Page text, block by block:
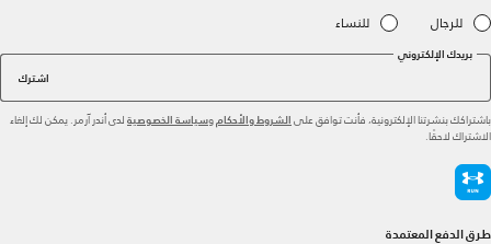
للرجال للنساء
بريدك الإلكتروني
اشترك
باشتراكك بنشرتنا الإلكترونية، فأنت توافق على الشروط والأحكام وسياسة الخصوصية لدى أندر آرمر. يمكن لك إلغاء
الاشتراك لاحقًا.
طرق الدفع المعتمدة